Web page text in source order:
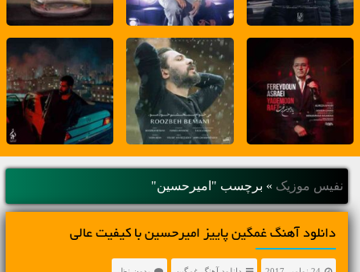
نفیس موزیک » برچسب "امیرحسین"
دانلود آهنگ غمگین پاییز امیرحسین با کیفیت عالی